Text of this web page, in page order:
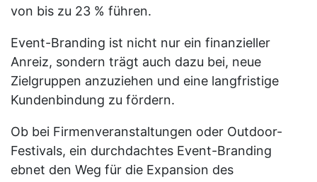
von bis zu 23 % führen.
Event-Branding ist nicht nur ein finanzieller
Anreiz, sondern trägt auch dazu bei, neue
Zielgruppen anzuziehen und eine langfristige
Kundenbindung zu fördern.
Ob bei Firmenveranstaltungen oder Outdoor-
Festivals, ein durchdachtes Event-Branding
ebnet den Weg für die Expansion des